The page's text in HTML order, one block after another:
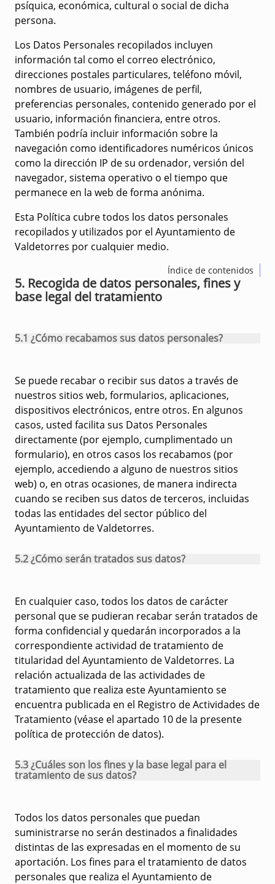
psíquica, económica, cultural o social de dicha
persona.
Los Datos Personales recopilados incluyen
información tal como el correo electrónico,
direcciones postales particulares, teléfono móvil,
nombres de usuario, imágenes de perfil,
preferencias personales, contenido generado por el
usuario, información financiera, entre otros.
También podría incluir información sobre la
navegación como identificadores numéricos únicos
como la dirección IP de su ordenador, versión del
navegador, sistema operativo o el tiempo que
permanece en la web de forma anónima.
Esta Política cubre todos los datos personales
recopilados y utilizados por el Ayuntamiento de
Valdetorres por cualquier medio.
Índice de contenidos
5. Recogida de datos personales, fines y
base legal del tratamiento
5.1 ¿Cómo recabamos sus datos personales?
Se puede recabar o recibir sus datos a través de
nuestros sitios web, formularios, aplicaciones,
dispositivos electrónicos, entre otros. En algunos
casos, usted facilita sus Datos Personales
directamente (por ejemplo, cumplimentado un
formulario), en otros casos los recabamos (por
ejemplo, accediendo a alguno de nuestros sitios
web) o, en otras ocasiones, de manera indirecta
cuando se reciben sus datos de terceros, incluidas
todas las entidades del sector público del
Ayuntamiento de Valdetorres.
5.2 ¿Cómo serán tratados sus datos?
En cualquier caso, todos los datos de carácter
personal que se pudieran recabar serán tratados de
forma confidencial y quedarán incorporados a la
correspondiente actividad de tratamiento de
titularidad del Ayuntamiento de Valdetorres. La
relación actualizada de las actividades de
tratamiento que realiza este Ayuntamiento se
encuentra publicada en el Registro de Actividades de
Tratamiento (véase el apartado 10 de la presente
política de protección de datos).
5.3 ¿Cuáles son los fines y la base legal para el
tratamiento de sus datos?
Todos los datos personales que puedan
suministrarse no serán destinados a finalidades
distintas de las expresadas en el momento de su
aportación. Los fines para el tratamiento de datos
personales que realiza el Ayuntamiento de